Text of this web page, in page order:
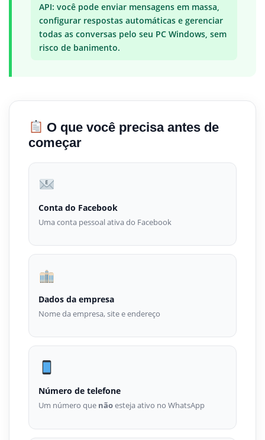
API: você pode enviar mensagens em massa,
configurar respostas automáticas e gerenciar
todas as conversas pelo seu PC Windows, sem
risco de banimento.
O que você precisa antes de
começar
Conta do Facebook
Uma conta pessoal ativa do Facebook
Dados da empresa
Nome da empresa, site e endereço
Número de telefone
Um número que nãoesteja ativo no WhatsApp